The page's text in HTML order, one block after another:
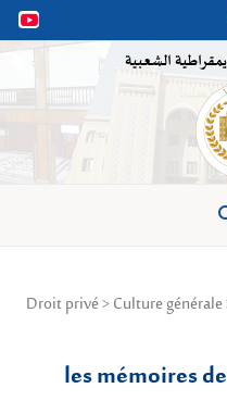
الشعبية
> Droit privé > Culture
les mémoires